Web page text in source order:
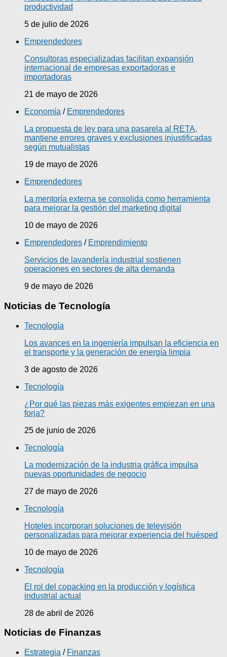
productividad
5 de julio de 2026
Emprendedores
Consultoras especializadas facilitan expansión
internacional de empresas exportadoras e
importadoras
21 de mayo de 2026
Economía / Emprendedores
La propuesta de ley para una pasarela al RETA,
mantiene errores graves y exclusiones injustificadas
según mutualistas
19 de mayo de 2026
Emprendedores
La mentoría externa se consolida como herramienta
para mejorar la gestión del marketing digital
10 de mayo de 2026
Emprendedores / Emprendimiento
Servicios de lavandería industrial sostienen
operaciones en sectores de alta demanda
9 de mayo de 2026
Noticias de Tecnología
Tecnología
Los avances en la ingeniería impulsan la eficiencia en
el transporte y la generación de energía limpia
3 de agosto de 2026
Tecnología
¿Por qué las piezas más exigentes empiezan en una
forja?
25 de junio de 2026
Tecnología
La modernización de la industria gráfica impulsa
nuevas oportunidades de negocio
27 de mayo de 2026
Tecnología
Hoteles incorporan soluciones de televisión
personalizadas para mejorar experiencia del huésped
10 de mayo de 2026
Tecnología
El rol del copacking en la producción y logística
industrial actual
28 de abril de 2026
Noticias de Finanzas
Estrategia / Finanzas